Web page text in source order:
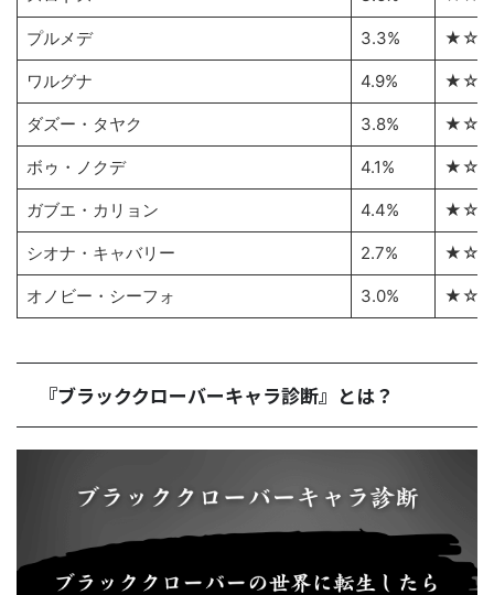
プルメデ 3.3%
ワルグナ 4.9%
ダズー・タヤク 3.8%
ボゥ・ノクデ 4.1%
ガブエ・カリョン 4.4%
シオナ・キャバリー 2.7%
オノビー・シーフォ 3.0%
『ブラッククローバーキャラ診断』とは？